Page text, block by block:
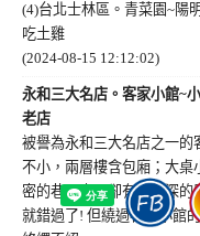
(4)台北士林區。青菜園~陽
吃土雞
(2024-08-15 12:12:02)
永和三大名店。客家小館~
老店
被譽為永和三大名店之一的
不小，兩層樓含包廂；大桌
密的巷弄中，卻有著極深的
就錯過了! 但繞過客家小館